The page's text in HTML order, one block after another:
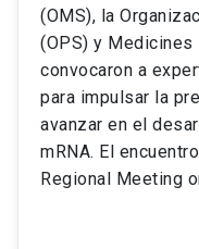
(OMS), la
(OPS) y
convocaron a
para impulsar la
avanzar en el
mRNA. El
Regional Meeting